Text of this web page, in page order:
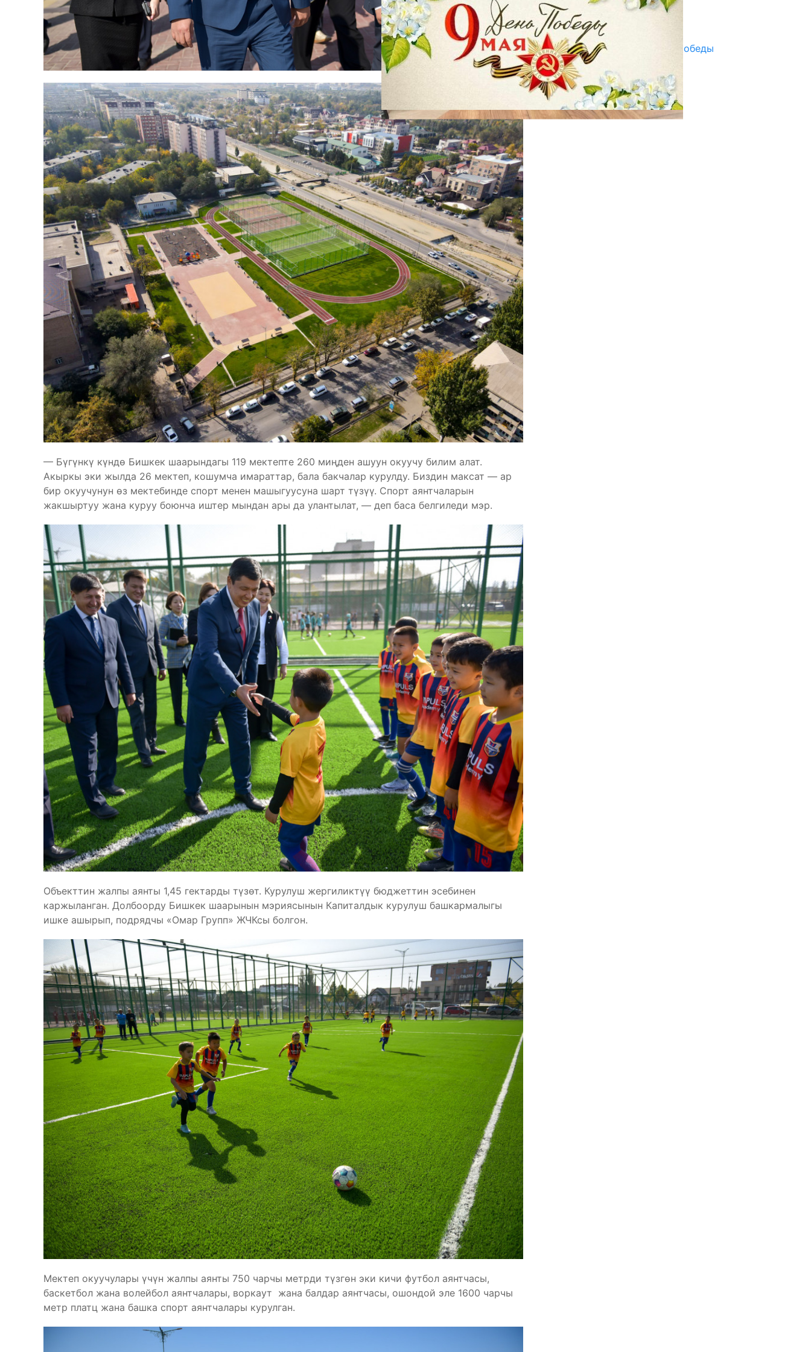
— Бүгүнкү күндө Бишкек шаарындагы 119 мектепте 260 миңден ашуун окуучу билим алат.
Акыркы эки жылда 26 мектеп, кошумча имараттар, бала бакчалар курулду. Биздин максат — ар
бир окуучунун өз мектебинде спорт менен машыгуусуна шарт түзүү. Спорт аянтчаларын
жакшыртуу жана куруу боюнча иштер мындан ары да улантылат, — деп баса белгиледи мэр.
Объекттин жалпы аянты 1,45 гектарды түзөт. Курулуш жергиликтүү бюджеттин эсебинен
каржыланган. Долбоорду Бишкек шаарынын мэриясынын Капиталдык курулуш башкармалыгы
ишке ашырып, подрядчы «Омар Групп» ЖЧКсы болгон.
Мектеп окуучулары үчүн жалпы аянты 750 чарчы метрди түзгөн эки кичи футбол аянтчасы,
баскетбол жана волейбол аянтчалары, воркаут жана балдар аянтчасы, ошондой эле 1600 чарчы
метр платц жана башка спорт аянтчалары курулган.
Улуу Жеңиштин жандуу сөзү
29.04.2025
Награды в преддверии Дня Победы
29.04.2025